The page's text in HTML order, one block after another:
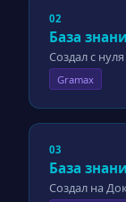
02
База
Создал с
Gramax
03
База
Создал на